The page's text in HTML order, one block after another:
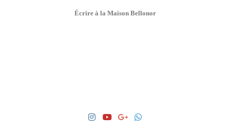
Écrire à la Maison Bellonor